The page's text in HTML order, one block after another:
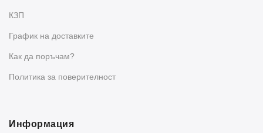
КЗП
График на доставките
Как да поръчам?
Политика за поверителност
Информация